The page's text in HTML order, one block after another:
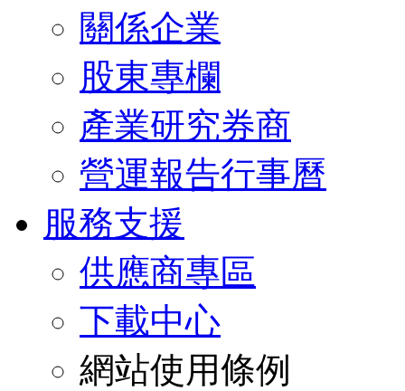
關係企業
股東專欄
產業研究券商
營運報告行事曆
服務支援
供應商專區
下載中心
網站使用條例